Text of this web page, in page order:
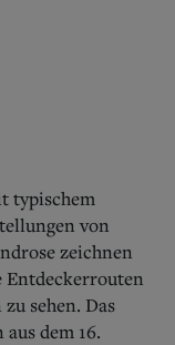
typischem
von
zeichnen
Entdeckerrouten
sehen. Das
dem 16.